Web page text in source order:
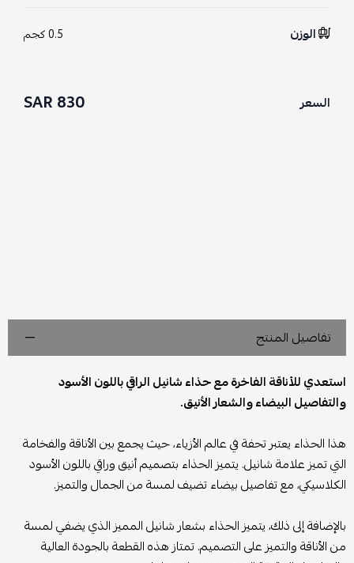
الوزن 0.5 كجم
السعر 830 SAR
تفاصيل المنتج
استعدي للأناقة الفاخرة مع حذاء شانيل الراقي باللون الأسود
والتفاصيل البيضاء والشعار الأنيق.
هذا الحذاء يعتبر تحفة في عالم الأزياء، حيث يجمع بين الأناقة والفخامة
التي تميز علامة شانيل. يتميز الحذاء بتصميم أنيق وراقي باللون الأسود
الكلاسيكي، مع تفاصيل بيضاء تضيف لمسة من الجمال والتميز.
بالإضافة إلى ذلك، يتميز الحذاء بشعار شانيل المميز الذي يضفي لمسة
من الأناقة والتميز على التصميم. تمتاز هذه القطعة بالجودة العالية